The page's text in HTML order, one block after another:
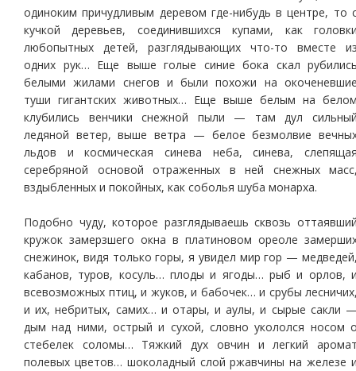
одиноким причудливым деревом где-нибудь в центре, то
кучкой деревьев, соединившихся купами, как
любопытных детей, разглядывающих что-то вместе
одних рук… Еще выше голые синие бока скал
белыми жилами снегов и были похожи на
туши гигантских животных… Еще выше белым на
клубились венчики снежной пыли — там дул
ледяной ветер, выше ветра — белое безмолвие
льдов и космическая синева неба, синева,
серебряной основой отраженных в ней снежных
вздыбленных и покойных, как соболья шуба монарха.
Подобно чуду, которое разглядываешь сквозь
кружок замерзшего окна в платиновом ореоле
снежинок, видя только горы, я увидел мир гор —
кабанов, туров, косуль… плоды и ягоды… рыб и орлов,
всевозможных птиц, и жуков, и бабочек… и срубы
и их, небритых, самих… и отары, и аулы, и сырые сакли
дым над ними, острый и сухой, словно укололся носом
стебелек соломы… Тяжкий дух овчин и легкий
полевых цветов… шоколадный слой ржавчины на железе